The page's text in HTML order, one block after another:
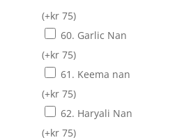
(+kr 75)
60. Garlic Nan
(+kr 75)
61. Keema nan
(+kr 75)
62. Haryali Nan
(+kr 75)